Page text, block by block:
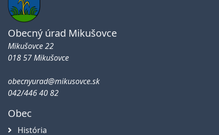
Obecný úrad Mikušovce
Mikušovce 22
018 57 Mikušovce
obecnyurad@mikusovce.sk
042/446 40 82
Obec
História